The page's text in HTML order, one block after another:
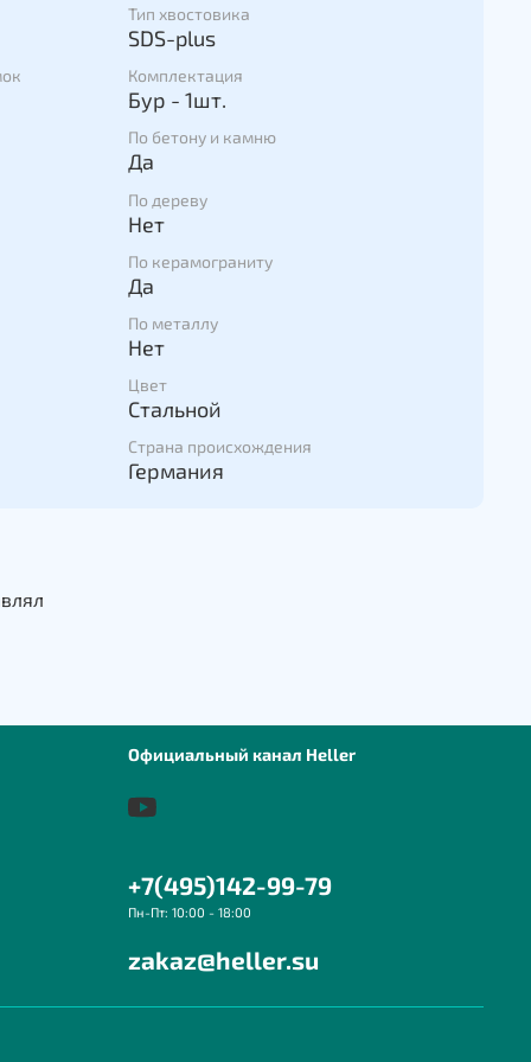
армировании и мощного, быстрого
головки и спирали для эффективной
муки и минимального распространения
отверстиях
нагрузку на пользователя
благодаря центрирующему острию
Тип хвостовика
SDS-plus
Комплектация
Бур - 1шт.
По бетону и камню
Да
По дереву
Нет
По керамограниту
Да
По металлу
Нет
Цвет
Стальной
Страна происхождения
Германия
Официальный канал Heller
+7(495)142-99-79
Пн-Пт: 10:00 - 18:00
zakaz@heller.su